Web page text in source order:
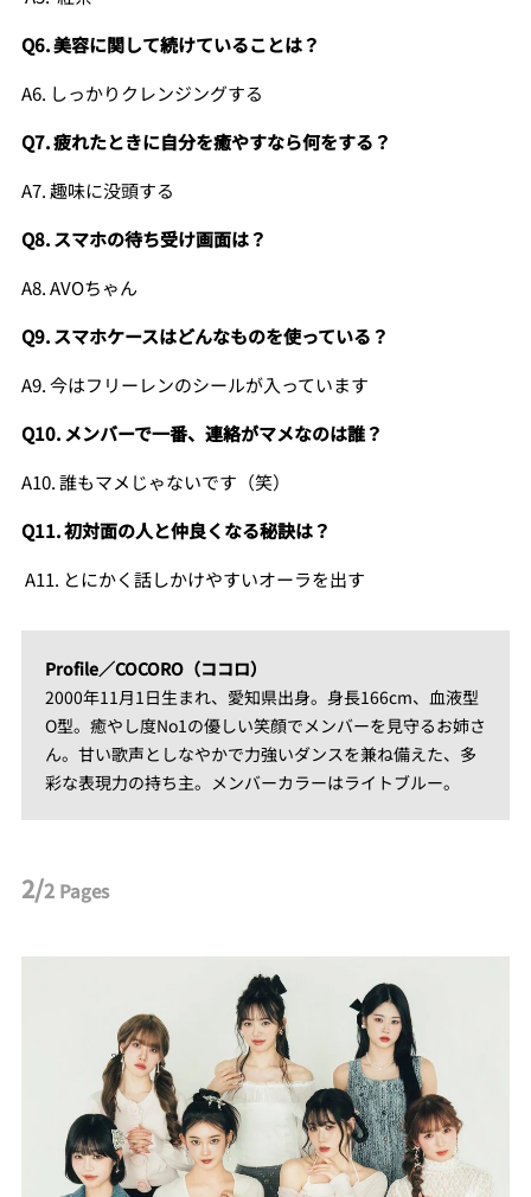
Q6. 美容に関して続けていることは？
A6. しっかりクレンジングする
Q7. 疲れたときに自分を癒やすなら何をする？
A7. 趣味に没頭する
Q8. スマホの待ち受け画面は？
A8. AVOちゃん
Q9. スマホケースはどんなものを使っている？
A9. 今はフリーレンのシールが入っています
Q10. メンバーで一番、連絡がマメなのは誰？
A10. 誰もマメじゃないです（笑）
Q11. 初対面の人と仲良くなる秘訣は？
A11. とにかく話しかけやすいオーラを出す
Profile／COCORO（ココロ）
2000年11月1日生まれ、愛知県出身。身長166cm、血液型
O型。癒やし度No1の優しい笑顔でメンバーを見守るお姉さ
ん。甘い歌声としなやかで力強いダンスを兼ね備えた、多
彩な表現力の持ち主。メンバーカラーはライトブルー。
2/2 Pages